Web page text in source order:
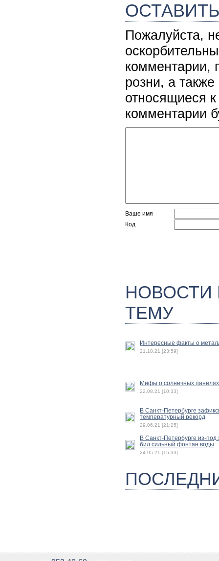
Пожалуйста,
комментарии,
розни, а
относящиеся
комментарии
Ваше имя
Код
ТЕМУ
Интересные факты о
21.10.21 [23:59]
Мифы о солнечных панелях
22.08.21 [10:33]
В Санкт-Петербурге
температурный рекорд
29.06.21 [21:25]
В Санкт-Петербурге из-под
бил сильный фонтан воды
24.05.21 [15:33]